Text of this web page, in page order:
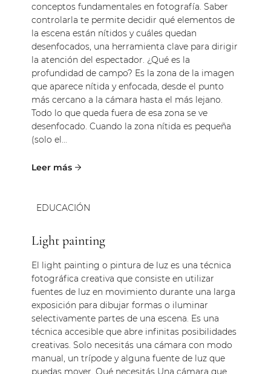
conceptos fundamentales en fotografía. Saber
controlarla te permite decidir qué elementos de
la escena están nítidos y cuáles quedan
desenfocados, una herramienta clave para dirigir
la atención del espectador. ¿Qué es la
profundidad de campo? Es la zona de la imagen
que aparece nítida y enfocada, desde el punto
más cercano a la cámara hasta el más lejano.
Todo lo que queda fuera de esa zona se ve
desenfocado. Cuando la zona nítida es pequeña
(solo el...
Light painting
El light painting o pintura de luz es una técnica
fotográfica creativa que consiste en utilizar
fuentes de luz en movimiento durante una larga
exposición para dibujar formas o iluminar
selectivamente partes de una escena. Es una
técnica accesible que abre infinitas posibilidades
creativas. Solo necesitás una cámara con modo
manual, un trípode y alguna fuente de luz que
puedas mover. Qué necesitás Una cámara que
EDUCACIÓN